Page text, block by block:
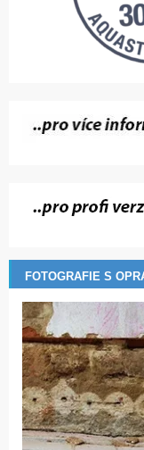
FOTOGRAFIE S